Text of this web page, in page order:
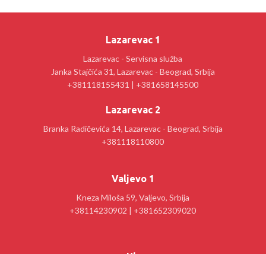
Lazarevac 1
Lazarevac - Servisna služba
Janka Stajčića 31, Lazarevac - Beograd, Srbija
+381118155431 | +381658145500
Lazarevac 2
Branka Radičevića 14, Lazarevac - Beograd, Srbija
+381118110800
Valjevo 1
Kneza Miloša 59, Valjevo, Srbija
+38114230902 | +381652309020